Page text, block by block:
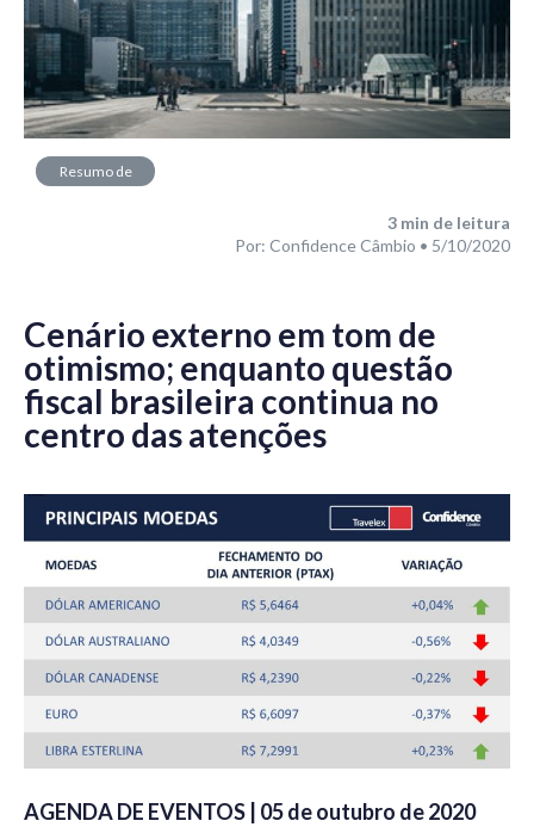
Resumo de
3 min de leitura
Por: Confidence Câmbio • 5/10/2020
Cenário externo em tom de
otimismo; enquanto questão
fiscal brasileira continua no
centro das atenções
AGENDA DE EVENTOS | 05 de outubro de 2020